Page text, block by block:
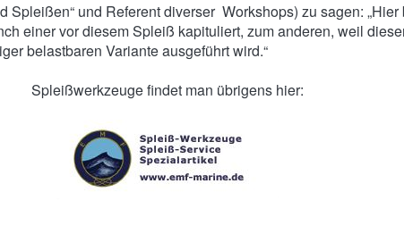
Spleißen“ und Referent diverser Workshops) zu sagen:
einer vor diesem Spleiß kapituliert, zum anderen, weil
belastbaren Variante ausgeführt wird.“
Spleißwerkzeuge findet man übrigens hier: